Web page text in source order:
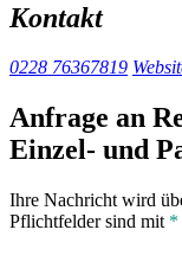
Kontakt
0228 76367819
Anfrage an
Einzel- und
Ihre Nachricht wird
Pflichtfelder sind mit *